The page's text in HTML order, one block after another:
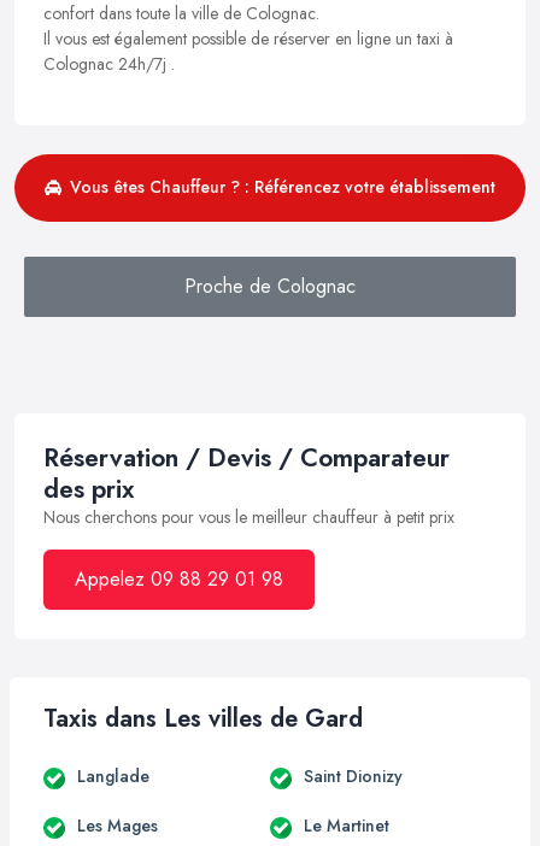
confort dans toute la ville de Colognac.
Il vous est également possible de réserver en ligne un taxi à
Colognac 24h/7j .
Vous êtes Chauffeur ? : Référencez votre établissement
Proche de Colognac
Réservation / Devis / Comparateur
des prix
Nous cherchons pour vous le meilleur chauffeur à petit prix
Appelez 09 88 29 01 98
Taxis dans Les villes de Gard
Langlade Saint Dionizy
Les Mages Le Martinet